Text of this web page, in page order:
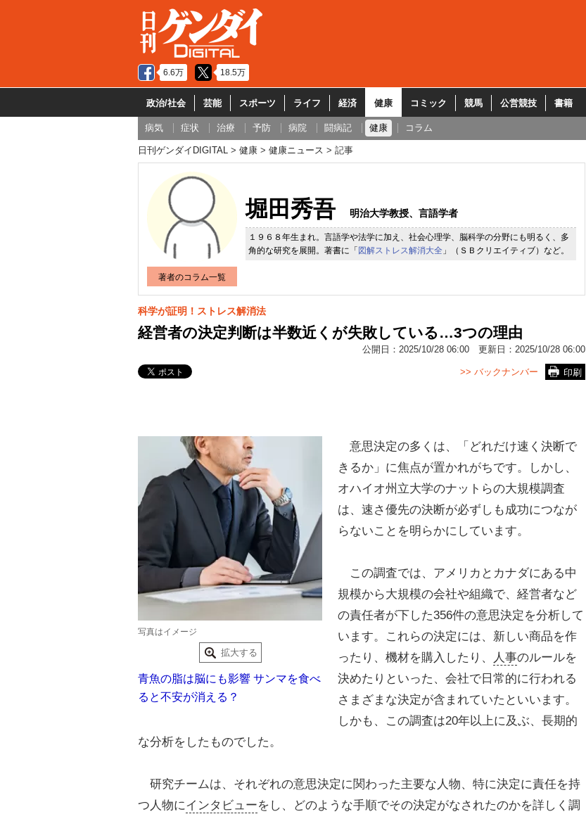
6.6万 18.5万
政治/社会 芸能 スポーツ ライフ 経済 健康 コミック 競馬 公営競技 書籍
病気 症状 治療 予防 病院 闘病記 健康 コラム
日刊ゲンダイDIGITAL 健康 健康ニュース 記事
著者のコラム一覧
堀田秀吾 明治大学教授、言語学者
１９６８年生まれ。言語学や法学に加え、社会心理学、脳科学の分野にも明るく、多
角的な研究を展開。著書に「 図解ストレス解消大全 」（ＳＢクリエイティブ）など。
科学が証明！ストレス解消法
経営者の決定判断は半数近くが失敗している…3つの理由
公開日： 2025/10/28 06:00 更新日： 2025/10/28 06:00
印刷
>> バックナンバー
写真はイメージ
拡大する
青魚の脂は脳にも影響 サンマを食べ
ると不安が消える？
意思決定の多くは、「どれだけ速く決断で
きるか」に焦点が置かれがちです。しかし、
オハイオ州立大学のナットらの大規模調査
は、速さ優先の決断が必ずしも成功につなが
らないことを明らかにしています。
この調査では、アメリカとカナダにある中
規模から大規模の会社や組織で、経営者など
の責任者が下した356件の意思決定を分析して
います。これらの決定には、新しい商品を作
ったり、機材を購入したり、
人事のルールを
決めたりといった、会社で日常的に行われる
さまざまな決定が含まれていたといいます。
しかも、この調査は20年以上に及ぶ、長期的
な分析をしたものでした。
研究チームは、それぞれの意思決定に関わった主要な人物、特に決定に責任を持
つ人物にインタビューをし、どのような手順でその決定がなされたのかを詳しく調